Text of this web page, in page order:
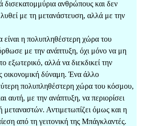
δισεκατομμύρια ανθρώπους και δεν
με τη μετανάστευση, αλλά με την
είναι η πολυπληθέστερη χώρα του
με την ανάπτυξη, όχι μόνο να μη
εξωτερικό, αλλά να διεκδικεί την
δύναμη. Ένα άλλο
πολυπληθέστερη χώρα του κόσμου,
αυτή, με την ανάπτυξη, να περιορίσει
μεταναστών. Αντιμετωπίζει όμως και η
από τη γειτονική της Μπάγκλαντές.